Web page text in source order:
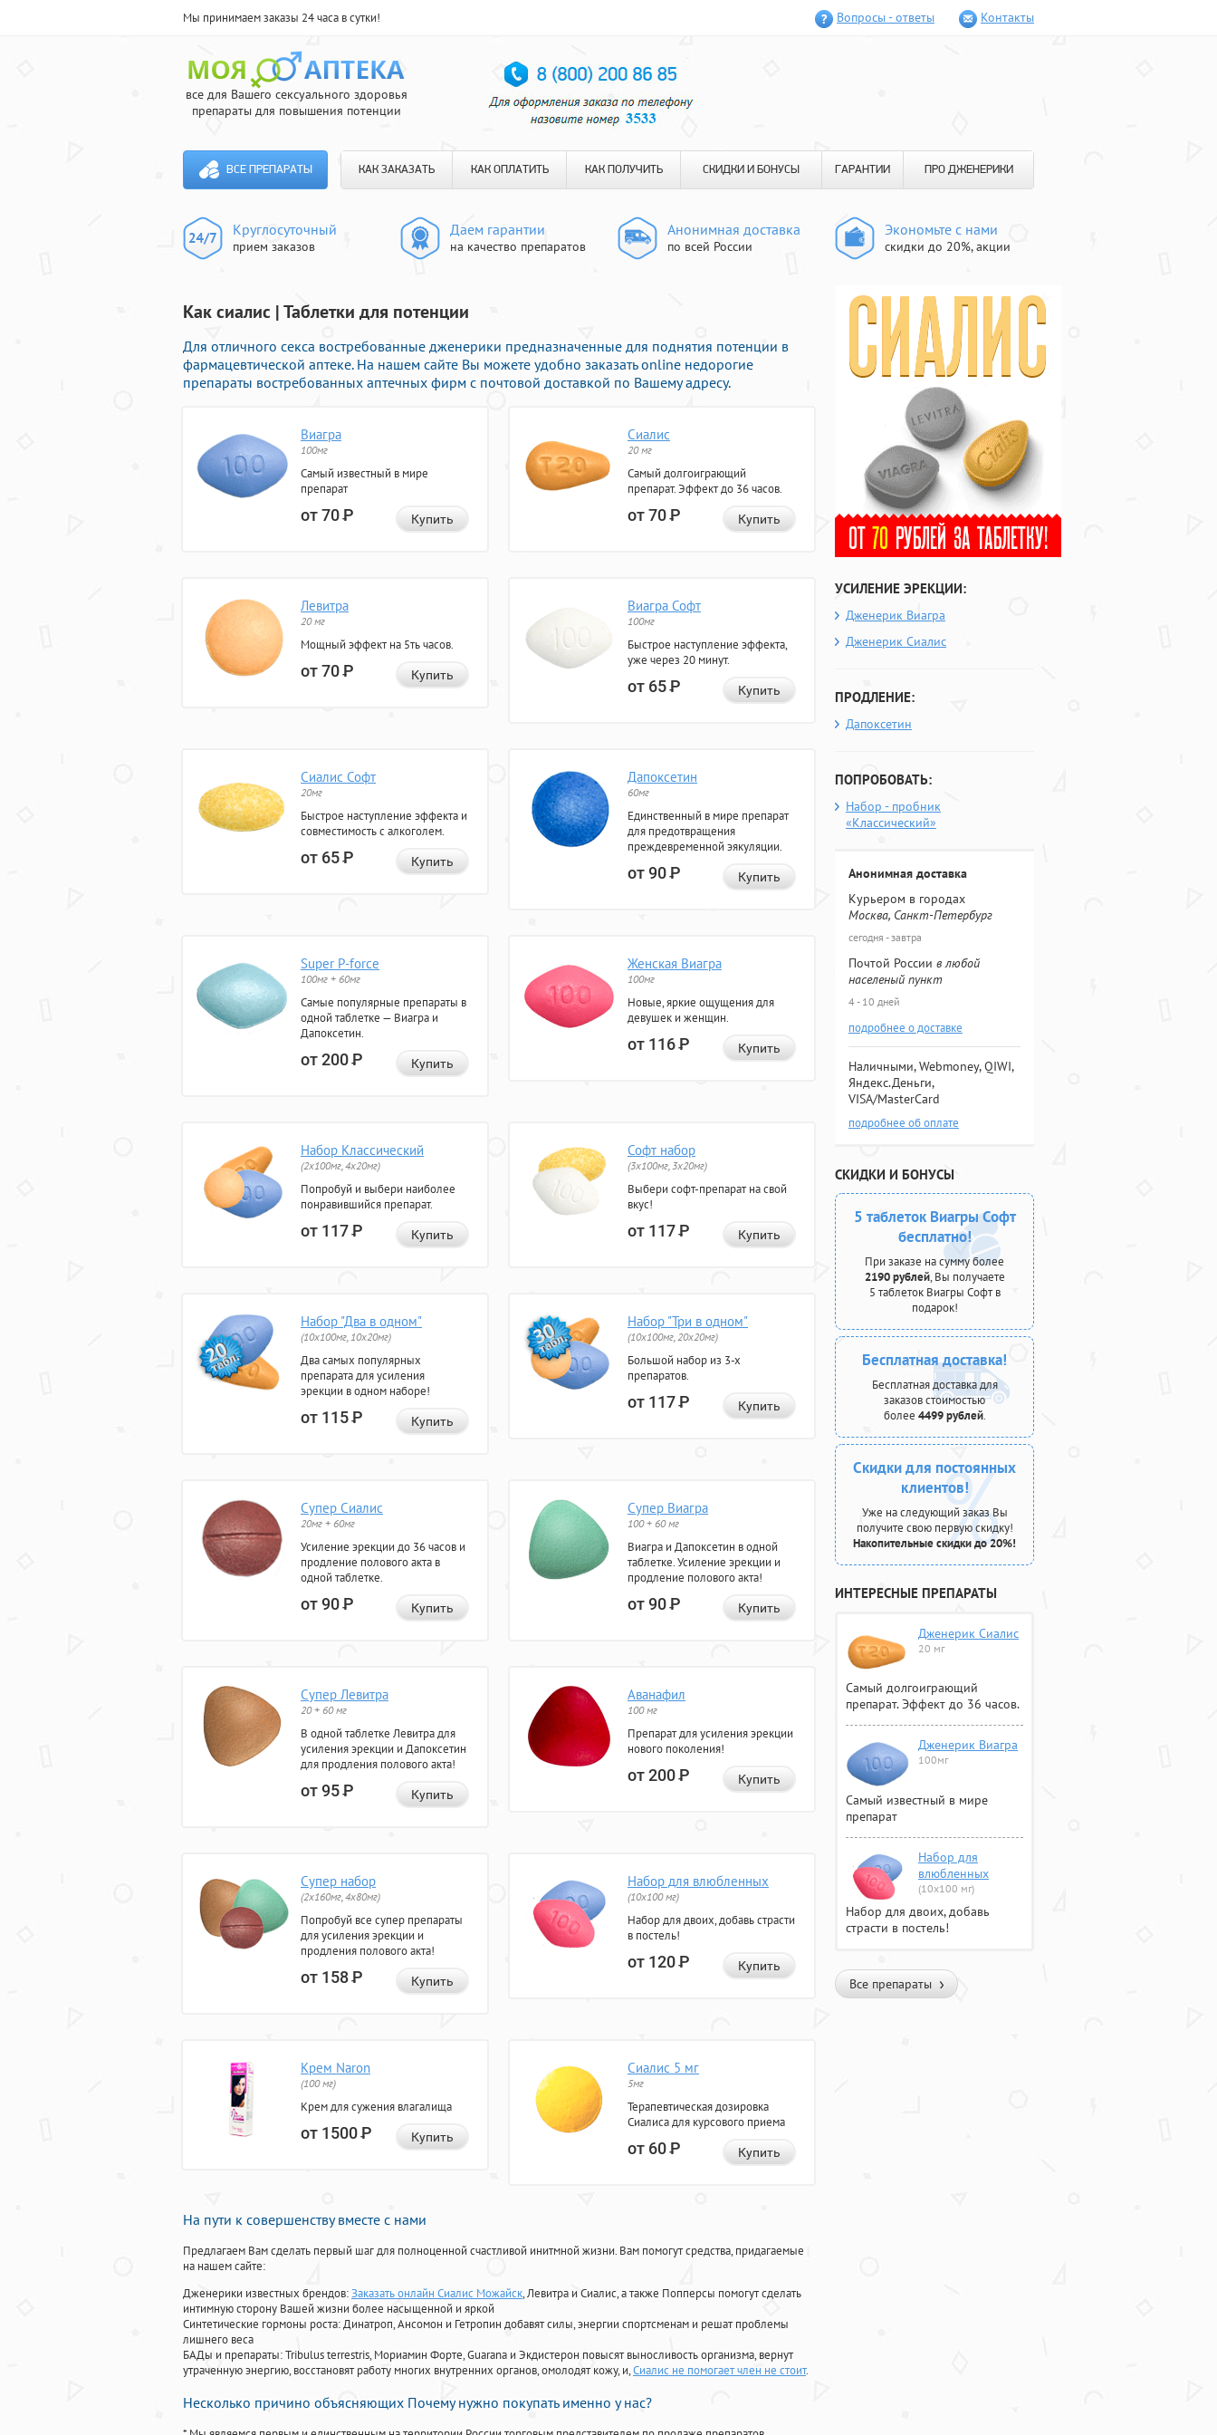
Мы принимаем заказы 24 часа в сутки! Вопросы - ответы Контакты
все для Вашего сексуального здоровья
препараты для повышения потенции
ВСЕ ПРЕПАРАТЫ КАК ЗАКАЗАТЬ КАК ОПЛАТИТЬ КАК ПОЛУЧИТЬ СКИДКИ И БОНУСЫ ГАРАНТИИ ПРО ДЖЕНЕРИКИ
Круглосуточный
прием заказов
Даем гарантии
на качество препаратов
Анонимная доставка
по всей России
Экономьте с нами
скидки до 20%, акции
Как сиалис | Таблетки для потенции
Для отличного секса востребованные дженерики предназначенные для поднятия потенции в
фармацевтической аптеке. На нашем сайте Вы можете удобно заказать online недорогие
препараты востребованных аптечных фирм с почтовой доставкой по Вашему адресу.
Виагра
100мг
Самый известный в мире
препарат
от 70Р Купить
Сиалис
20 мг
Самый долгоиграющий
препарат. Эффект до 36 часов.
от 70Р Купить
Левитра
20 мг
Мощный эффект на 5ть часов.
от 70Р Купить
Виагра Софт
100мг
Быстрое наступление эффекта,
уже через 20 минут.
от 65Р Купить
Сиалис Софт
20мг
Быстрое наступление эффекта и
совместимость с алкоголем.
от 65Р Купить
Дапоксетин
60мг
Единственный в мире препарат
для предотвращения
преждевременной эякуляции.
от 90Р Купить
Super P-force
100мг + 60мг
Самые популярные препараты в
одной таблетке — Виагра и
Дапоксетин.
от 200Р Купить
Женская Виагра
100мг
Новые, яркие ощущения для
девушек и женщин.
от 116Р Купить
Набор Классический
(2x100мг, 4x20мг)
Попробуй и выбери наиболее
понравившийся препарат.
от 117Р Купить
Софт набор
(3x100мг, 3x20мг)
Выбери софт-препарат на свой
вкус!
от 117Р Купить
Набор "Два в одном"
(10x100мг, 10x20мг)
Два самых популярных
препарата для усиления
эрекции в одном наборе!
от 115Р Купить
Набор "Три в одном"
(10x100мг, 20x20мг)
Большой набор из 3-х
препаратов.
от 117Р Купить
Супер Сиалис
20мг + 60мг
Усиление эрекции до 36 часов и
продление полового акта в
одной таблетке.
от 90Р Купить
Супер Виагра
100 + 60 мг
Виагра и Дапоксетин в одной
таблетке. Усиление эрекции и
продление полового акта!
от 90Р Купить
Супер Левитра
20 + 60 мг
В одной таблетке Левитра для
усиления эрекции и Дапоксетин
для продления полового акта!
от 95Р Купить
Аванафил
100 мг
Препарат для усиления эрекции
нового поколения!
от 200Р Купить
Супер набор
(2х160мг, 4х80мг)
Попробуй все супер препараты
для усиления эрекции и
продления полового акта!
от 158Р Купить
Набор для влюбленных
(10х100 мг)
Набор для двоих, добавь страсти
в постель!
от 120Р Купить
Крем Naron
(100 мг)
Крем для сужения влагалища
от 1500Р Купить
Сиалис 5 мг
5мг
Терапевтическая дозировка
Сиалиса для курсового приема
от 60Р Купить
На пути к совершенству вместе с нами
Предлагаем Вам сделать первый шаг для полноценной счастливой инитмной жизни. Вам помогут средства, придагаемые
на нашем сайте:
Дженерики известных брендов:Заказать онлайн Сиалис Можайск, Левитра и Сиалис, а также Попперсы помогут сделать
интимную сторону Вашей жизни более насыщенной и яркой
Синтетические гормоны роста: Динатроп, Ансомон и Гетропин добавят силы, энергии спортсменам и решат проблемы
лишнего веса
БАДы и препараты:Tribulus terrestris, Мориамин Форте, Guarana и Экдистерон повысят выносливость организма, вернут
утраченную энергию, восстановят работу многих внутренних органов, омолодят кожу, и,Сиалис не помогает член не стоит.
Несколько причино объясняющих Почему нужно покупать именно у нас?
УСИЛЕНИЕ ЭРЕКЦИИ:
Дженерик Виагра
Дженерик Сиалис
ПРОДЛЕНИЕ:
Дапоксетин
ПОПРОБОВАТЬ:
Набор - пробник
«Классический»
Анонимная доставка
Курьером в городах
Москва, Санкт-Петербург
сегодня - завтра
Почтой России в любой
населеный пункт
4 - 10 дней
подробнее о доставке
Наличными, Webmoney, QIWI,
Яндекс.Деньги,
VISA/MasterCard
подробнее об оплате
СКИДКИ И БОНУСЫ
5 таблеток Виагры Софт
бесплатно!
При заказе на сумму более
2190 рублей, Вы получаете
5 таблеток Виагры Софт в
подарок!
Бесплатная доставка!
Бесплатная доставка для
заказов стоимостью
более 4499 рублей.
Скидки для постоянных
клиентов!
Уже на следующий заказ Вы
получите свою первую скидку!
Накопительные скидки до 20%!
ИНТЕРЕСНЫЕ ПРЕПАРАТЫ
Дженерик Сиалис
20 мг
Самый долгоиграющий
препарат. Эффект до 36 часов.
Дженерик Виагра
100мг
Самый известный в мире
препарат
Набор для
влюбленных
(10х100 мг)
Набор для двоих, добавь
страсти в постель!
Все препараты